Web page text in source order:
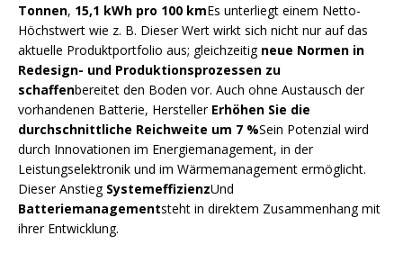
Tonnen, 15,1 kWh pro 100 kmEs unterliegt einem Netto-
Höchstwert wie z. B. Dieser Wert wirkt sich nicht nur auf das
aktuelle Produktportfolio aus; gleichzeitig neue Normen in
Redesign- und Produktionsprozessen zu
schaffenbereitet den Boden vor. Auch ohne Austausch der
vorhandenen Batterie, Hersteller Erhöhen Sie die
durchschnittliche Reichweite um 7 %Sein Potenzial wird
durch Innovationen im Energiemanagement, in der
Leistungselektronik und im Wärmemanagement ermöglicht.
Dieser Anstieg SystemeffizienzUnd
Batteriemanagementsteht in direktem Zusammenhang mit
ihrer Entwicklung.